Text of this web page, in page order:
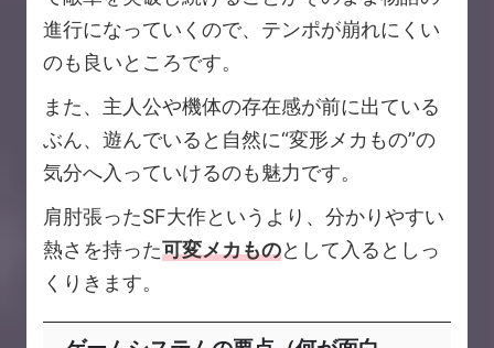
進行になっていくので、テンポが崩れにくい
のも良いところです。
また、主人公や機体の存在感が前に出ている
ぶん、遊んでいると自然に“変形メカもの”の
気分へ入っていけるのも魅力です。
肩肘張ったSF大作というより、分かりやすい
熱さを持った可変メカものとして入るとしっ
くりきます。